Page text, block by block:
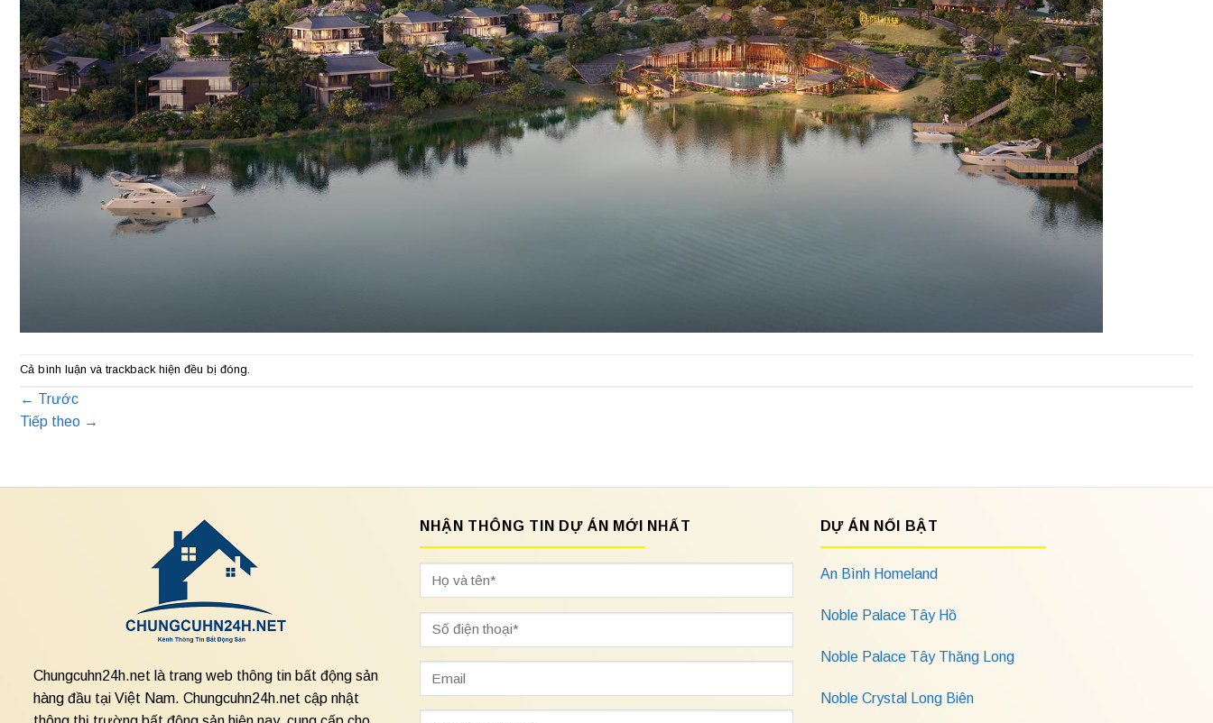
Cả bình luận và trackback hiện đều bị đóng.
← Trước
Tiếp theo →
Chungcuhn24h.net là trang web thông tin bất động sản
hàng đầu tại Việt Nam. Chungcuhn24h.net cập nhật
NHẬN THÔNG TIN DỰ ÁN MỚI NHẤT DỰ ÁN NỔI BẬT
An Bình Homeland
Noble Palace Tây Hồ
Noble Palace Tây Thăng Long
Noble Crystal Long Biên